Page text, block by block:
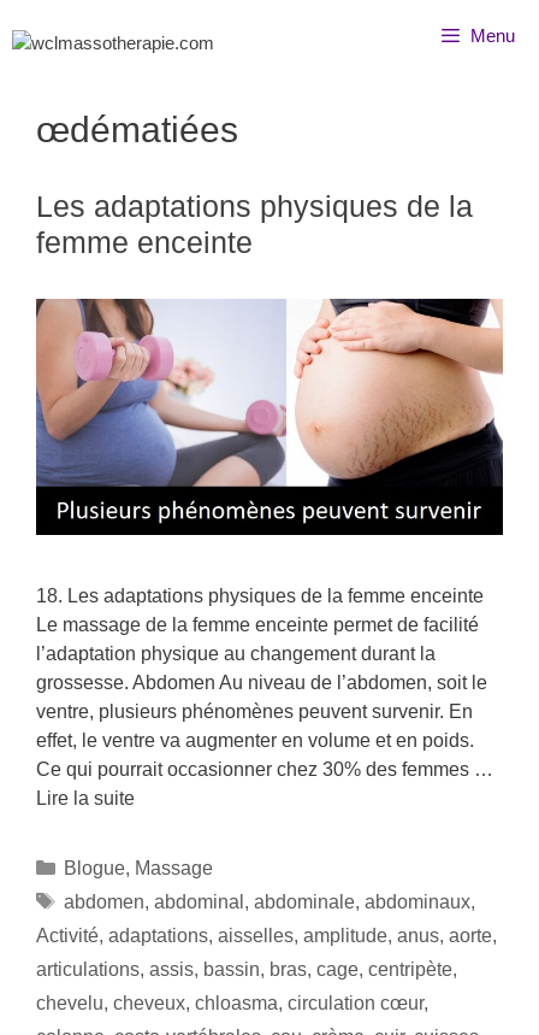
Menu
œdématiées
Les adaptations physiques de la
femme enceinte
18. Les adaptations physiques de la femme enceinte
Le massage de la femme enceinte permet de facilité
l’adaptation physique au changement durant la
grossesse. Abdomen Au niveau de l’abdomen, soit le
ventre, plusieurs phénomènes peuvent survenir. En
effet, le ventre va augmenter en volume et en poids.
Ce qui pourrait occasionner chez 30% des femmes …
Lire la suite
Blogue, Massage
abdomen, abdominal , abdominale, abdominaux,
Activité, adaptations, aisselles, amplitude, anus, aorte,
articulations, assis, bassin, bras, cage, centripète,
chevelu, cheveux, chloasma, circulation cœur,